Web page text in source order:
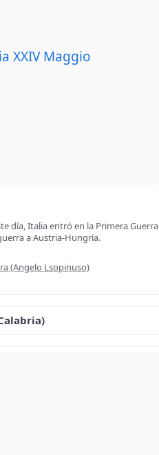
día, Italia entró en la Primera Guerra
a Austria-Hungría.
(Angelo Lsopinuso)